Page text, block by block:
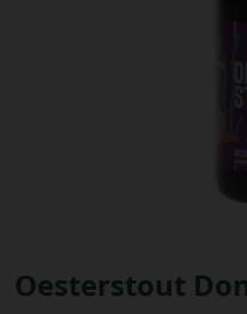
Oesterstout